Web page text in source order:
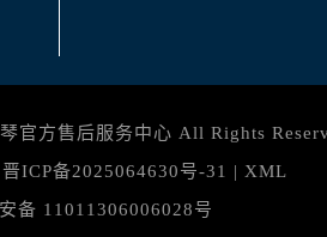
（需提前预约）
（需提前预约）
心（需提前预约）
官方售后服务中心 All Rights
晋ICP备2025064630号-31 | XML
备 11011306006028号